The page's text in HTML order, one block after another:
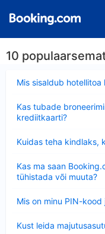
10
Mis sisaldub hotellitoa
Kas tubade
krediitkaarti?
Kuidas teha kindlaks,
Kas ma saan
tühistada või muuta?
Mis on minu PIN-
Kust leida